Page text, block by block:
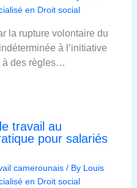
en Droit social
la rupture volontaire du
à l’initiative
à des règles…
travail au
pour salariés
camerounais/ By Louis
en Droit social